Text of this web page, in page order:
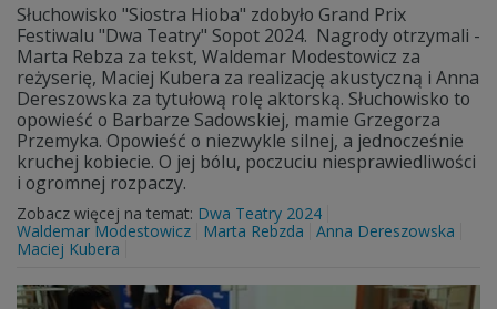
Słuchowisko "Siostra Hioba" zdobyło Grand Prix
Festiwalu "Dwa Teatry" Sopot 2024. Nagrody otrzymali -
Marta Rebza za tekst, Waldemar Modestowicz za
reżyserię, Maciej Kubera za realizację akustyczną i Anna
Dereszowska za tytułową rolę aktorską. Słuchowisko to
opowieść o Barbarze Sadowskiej, mamie Grzegorza
Przemyka. Opowieść o niezwykle silnej, a jednocześnie
kruchej kobiecie. O jej bólu, poczuciu niesprawiedliwości
i ogromnej rozpaczy.
Zobacz więcej na temat: Dwa Teatry 2024
Waldemar Modestowicz
Marta Rebzda
Anna Dereszowska
Maciej Kubera